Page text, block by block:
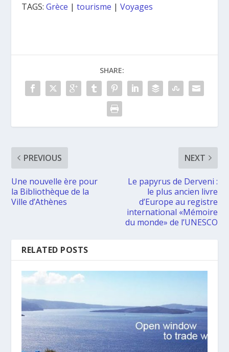
TAGS:Grèce |tourisme |Voyages
SHARE:
PREVIOUS
Une nouvelle ère pour
la Bibliothèque de la
Ville d’Athènes
NEXT
Le papyrus de Derveni :
le plus ancien livre
d’Europe au registre
international «Mémoire
du monde» de l’UNESCO
RELATED POSTS